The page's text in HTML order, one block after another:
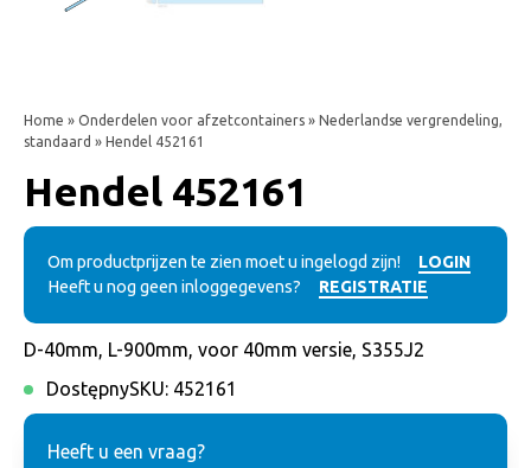
Home » Onderdelen voor afzetcontainers » Nederlandse vergrendeling,
standaard » Hendel 452161
Hendel 452161
Om productprijzen te zien moet u ingelogd zijn!
LOGIN
Heeft u nog geen inloggegevens?
REGISTRATIE
D-40mm, L-900mm, voor 40mm versie, S355J2
DostępnySKU: 452161
Heeft u een vraag?